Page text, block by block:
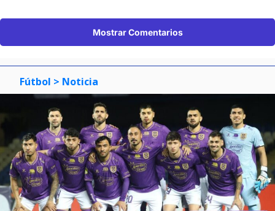
Mostrar Comentarios
Fútbol > Noticia